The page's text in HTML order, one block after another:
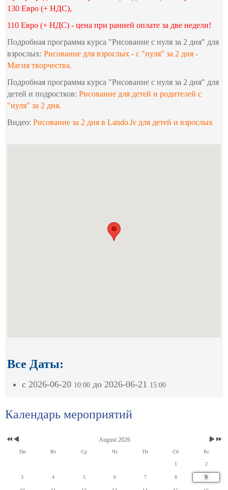
130 Евро (+ НДС),
110 Евро (+ НДС) - цена при ранней оплате за две недели!
Подробная программа курса "Рисование с нуля за 2 дня" для
взрослых: Рисование для взрослых - с "нуля" за 2 дня -
Магия творчества.
Подробная программа курса "Рисование с нуля за 2 дня" для
детей и подростков:Рисование для детей и родителей c
"нуля" за 2 дня.
Видео: Рисование за 2 дня в Lando.lv для детей и взрослых
Все Даты:
с 2026-06-20 10:00 до 2026-06-21 15:00
Календарь мероприятий
August 2026
Пн Вт Ср Чт Пт Сб Вс
1 2
3 4 5 6 7 8 9